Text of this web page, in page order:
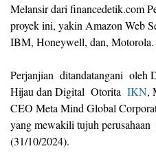
Melansir dari financedetik.com
proyek ini, yakin Amazon Web
IBM, Honeywell, dan, Motorola.
Perjanjian ditandatangani oleh
Hijau dan Digital Otorita IKN,
CEO Meta Mind Global
yang mewakili tujuh
(31/10/2024).